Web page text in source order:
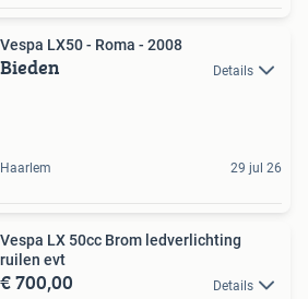
Vespa LX50 - Roma - 2008
Bieden Details
Haarlem 29 jul 26
Vespa LX 50cc Brom ledverlichting
ruilen evt
€ 700,00 Details